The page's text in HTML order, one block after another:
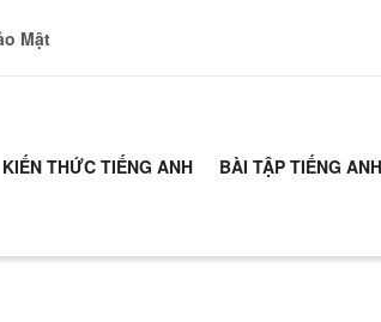
Mật
KIẾN THỨC TIẾNG ANH BÀI TẬP TIẾNG ANH